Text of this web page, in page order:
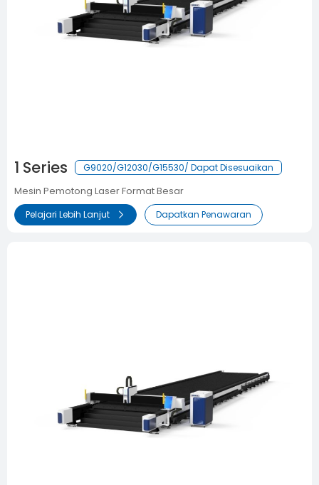
1 Series G9020/G12030/G15530/ Dapat Disesuaikan
Mesin Pemotong Laser Format Besar
Pelajari Lebih Lanjut Dapatkan Penawaran